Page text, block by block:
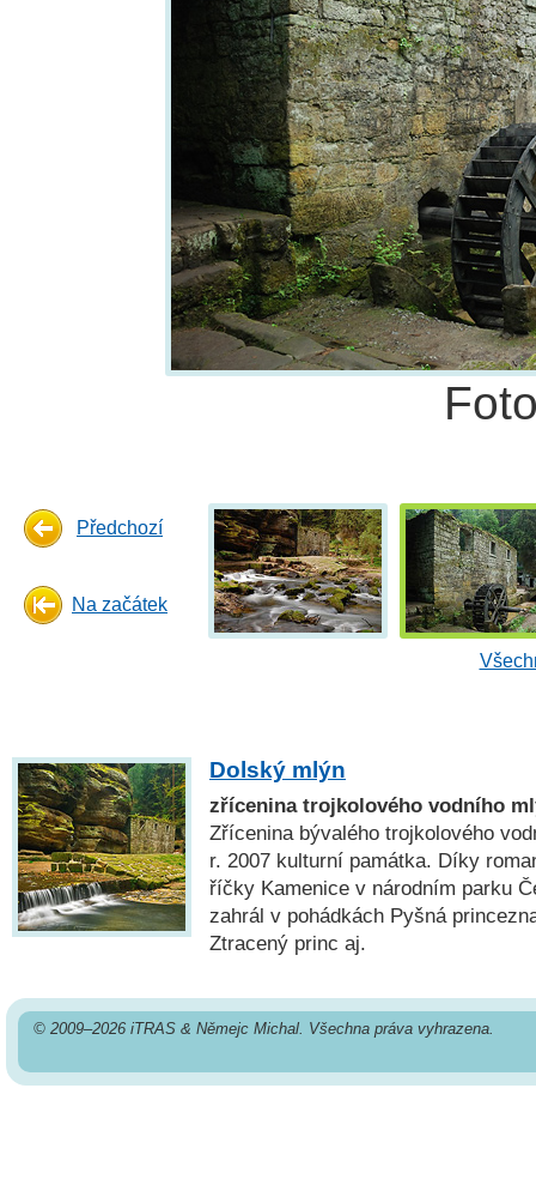
Předchozí
Na začátek
Dolský mlýn
zřícenina trojkolového vodního
Zřícenina bývalého trojkolového
r. 2007 kulturní památka. Díky
říčky Kamenice v národním parku
zahrál v pohádkách Pyšná
Ztracený princ aj.
© 2009–2026 iTRAS & Němejc Michal. Všechna práva vyhrazena.